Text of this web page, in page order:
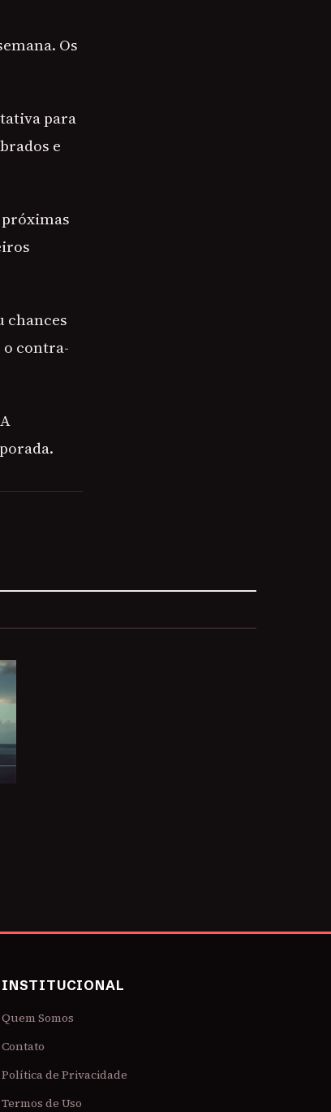
Os
para
e
chances
o contra-
INSTITUCIONAL
Quem Somos
Contato
Política de Privacidade
Termos de Uso